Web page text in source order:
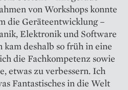
von Workshops konnte
die Geräte­entwicklung –
Elektronik und Software
deshalb so früh in eine
die Fachkompetenz sowie
etwas zu verbessern. Ich
Fantastisches in die Welt